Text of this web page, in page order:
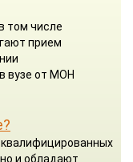
том числе
прием
вузе от МОН
и обладают